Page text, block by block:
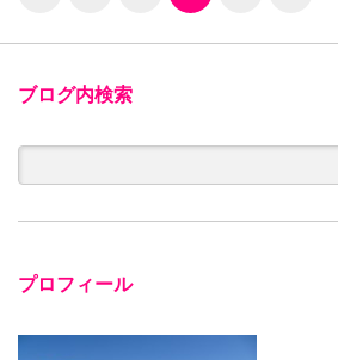
ブログ内検索
プロフィール